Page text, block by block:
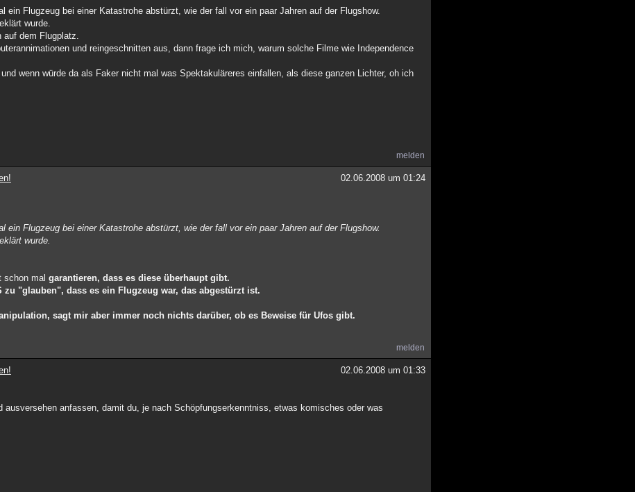
ein Flugzeug bei einer Katastrohe abstürzt, wie der fall vor ein paar Jahren auf der Flugshow.
wurde.
auf dem Flugplatz.
und reingeschnitten aus, dann frage ich mich, warum solche Filme wie Independence
wenn würde da als Faker nicht mal was Spektakuläreres einfallen, als diese ganzen Lichter, oh ich
melden
02.06.2008 um 01:24
ein Flugzeug bei einer Katastrohe abstürzt, wie der fall vor ein paar Jahren auf der Flugshow.
wurde.
schon malgarantieren, dass es diese überhauptgibt.
zu "glauben", dass es ein Flugzeug war, das abgestürzt ist.
sagt mir aber immer noch nichts darüber,ob es Beweise für Ufos gibt.
melden
02.06.2008 um 01:33
anfassen, damit du, je nach Schöpfungserkenntniss, etwas komisches oder was